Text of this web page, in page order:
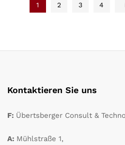
1 2 3 4
Kontaktieren Sie uns
F: Übertsberger Consult &
A: Mühlstraße 1,